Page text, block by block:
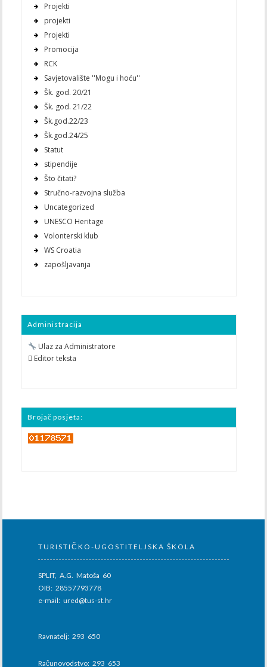
Projekti
projekti
Projekti
Promocija
RCK
Savjetovalište ''Mogu i hoću''
Šk. god. 20/21
Šk. god. 21/22
Šk.god.22/23
Šk.god.24/25
Statut
stipendije
Što čitati?
Stručno-razvojna služba
Uncategorized
UNESCO Heritage
Volonterski klub
WS Croatia
zapošljavanja
Administracija
Ulaz za Administratore
 Editor teksta
Brojač posjeta:
TURISTIČKO-UGOSTITELJSKA ŠKOLA
SPLIT, A.G. Matoša 60
OIB: 28557793778
e-mail: ured@tus-st.hr
Ravnatelj: 293 650
Računovodstvo: 293 653